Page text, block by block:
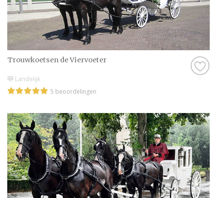
Trouwkoetsen de Viervoeter
Landelijk
5 beoordelingen